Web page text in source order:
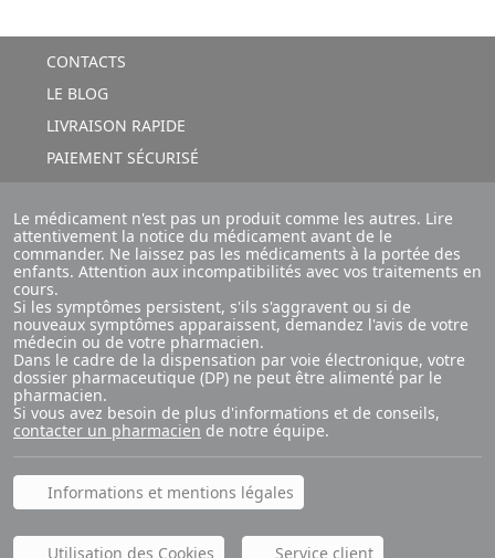
CONTACTS
LE BLOG
LIVRAISON RAPIDE
PAIEMENT SÉCURISÉ
Le médicament n'est pas un produit comme les autres. Lire
attentivement la notice du médicament avant de le
commander. Ne laissez pas les médicaments à la portée des
enfants. Attention aux incompatibilités avec vos traitements en
cours.
Si les symptômes persistent, s'ils s'aggravent ou si de
nouveaux symptômes apparaissent, demandez l'avis de votre
médecin ou de votre pharmacien.
Dans le cadre de la dispensation par voie électronique, votre
dossier pharmaceutique (DP) ne peut être alimenté par le
pharmacien.
Si vous avez besoin de plus d'informations et de conseils,
contacter un pharmacien de notre équipe.
Informations et mentions légales
Utilisation des Cookies Service client